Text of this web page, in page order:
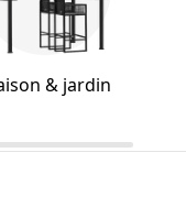
& jardin